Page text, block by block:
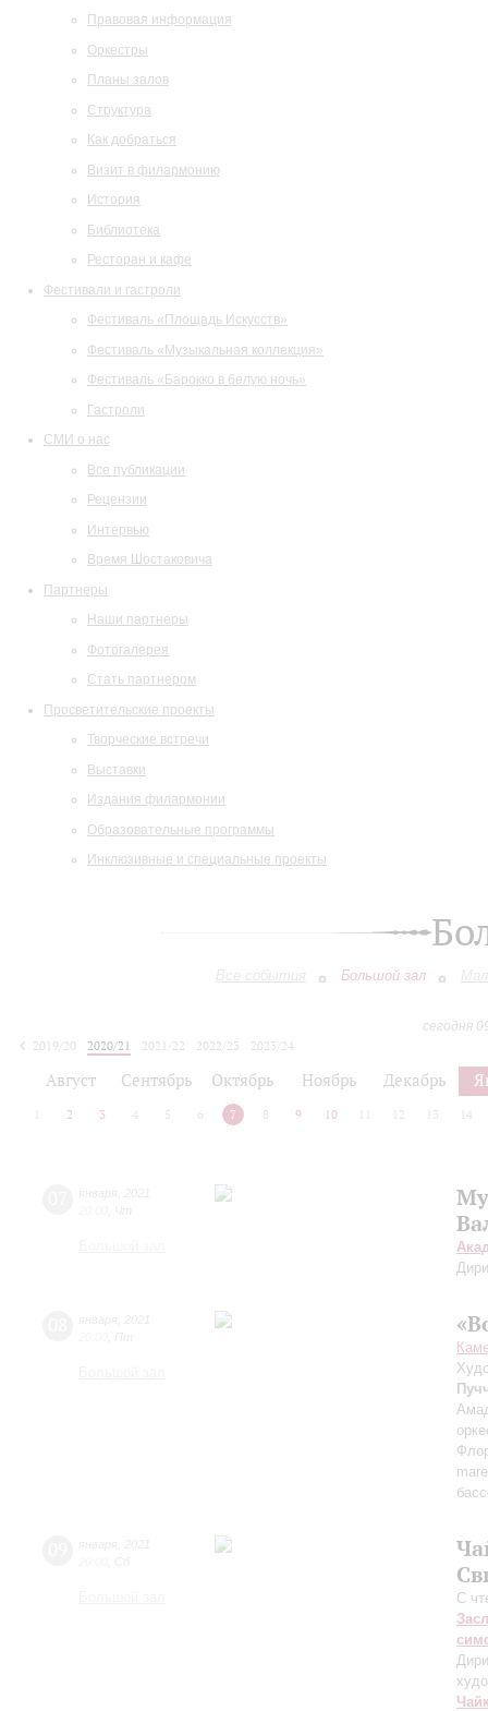
Правовая информация
Оркестры
Планы залов
Структура
Как добраться
Визит в филармонию
История
Библиотека
Ресторан и кафе
Фестивали и гастроли
Фестиваль «Площадь Искусств»
Фестиваль «Музыкальная коллекция»
Фестиваль «Барокко в белую ночь»
Гастроли
СМИ о нас
Все публикации
Рецензии
Интервью
Время Шостаковича
Партнеры
Наши партнеры
Фотогалерея
Стать партнером
Просветительские проекты
Творческие встречи
Выставки
Издания филармонии
Образовательные программы
Инклюзивные и специальные проекты
Все события Большой зал
сегодня
2019/20
2020/21 2021/22 2022/23
2023/24
Август Сентябрь Октябрь Ноябрь Декабрь
2 3 4 5 6 7 8 9 10 12 13 14
С